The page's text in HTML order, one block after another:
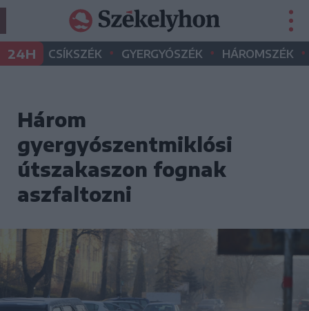
24H CSÍKSZÉK • GYERGYÓSZÉK • HÁROMSZÉK •
Három
gyergyószentmiklósi
útszakaszon fognak
aszfaltozni